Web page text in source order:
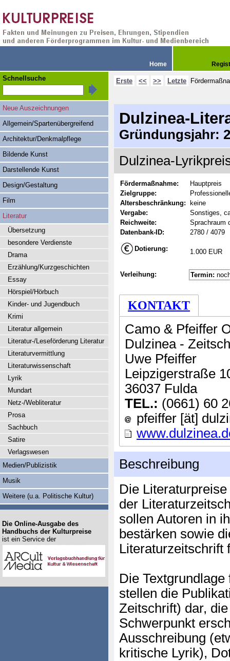
Home
Erste << >> Letzte
Dulzinea-
Gründungsjahr:
Dulzinea-
Fördermaßnahme:
Hauptpreis
Zielgruppe:
Altersbeschränkung:
keine
Vergabe:
Sonstiges,
Reichweite:
Sprachraum
Datenbank-ID:
2780 / 4079
Dotierung: 1.000 EUR
Verleihung: Termin:
KONTAKT
Camo & Pfeiffer
Dulzinea -
Uwe Pfeiffer
Leipzigerstraße
36037 Fulda
TEL.: (0661) 60
pfeiffer [ät]
Beschreibung
Die
der
sollen Autoren in
bestärken sowie
Literaturzeitschrift
Die
stellen die
Zeitschrift) dar,
Schwerpunkt
Ausschreibung
kritische Lyrik),
Schnellsuche
Neue Auszeichnungen
Allgemein/Spartenübergreifend
Architektur/Denkmalpflege
Bildende Kunst
Darstellende Kunst
Design/Gestaltung
Film
Literatur
Übersetzung
besondere Verdienste
Drama
Erzählung/Kurzgeschichten
Essay
Hörspiel/Hörbuch
Kinder- und Jugendbuch
Krimi
Literatur allgemein
Literatur-/Leseförderung Literatur
Literaturvermittlung
Literaturwissenschaft
Lyrik
Mundart
Netz-/Webliteratur
Prosa
Sachbuch
Satire
Verlagswesen
Medien/Publizistik
Musik
Weitere (u.a. Politische Kultur)
Die Online-Ausgabe des
Handbuchs der Kulturpreise
ist ein Service der